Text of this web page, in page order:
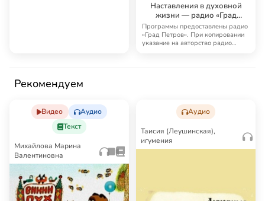
Наставления в духовной
жизни — радио «Град
Петров»
Программы предоставлены радио
«Град Петров». При копировании
указание на авторство радио
Рекомендуем
Видео
Аудио
Текст
Михайлова Марина
Валентиновна
Аудио
Таисия (Леушинская),
игумения